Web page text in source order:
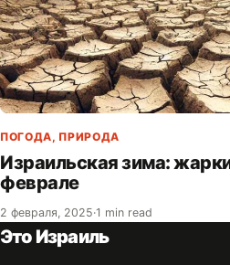
ПОГОДА, ПРИРОДА
Израильская зима:
феврале
2 февраля, 2025·1 min read
Это Израиль